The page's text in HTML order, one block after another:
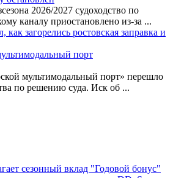
2026/2027 судоходство по
каналу приостановлено из-за ...
как загорелись ростовская заправка и
порт
мультимодальный порт» перешло
по решению суда. Иск об ...